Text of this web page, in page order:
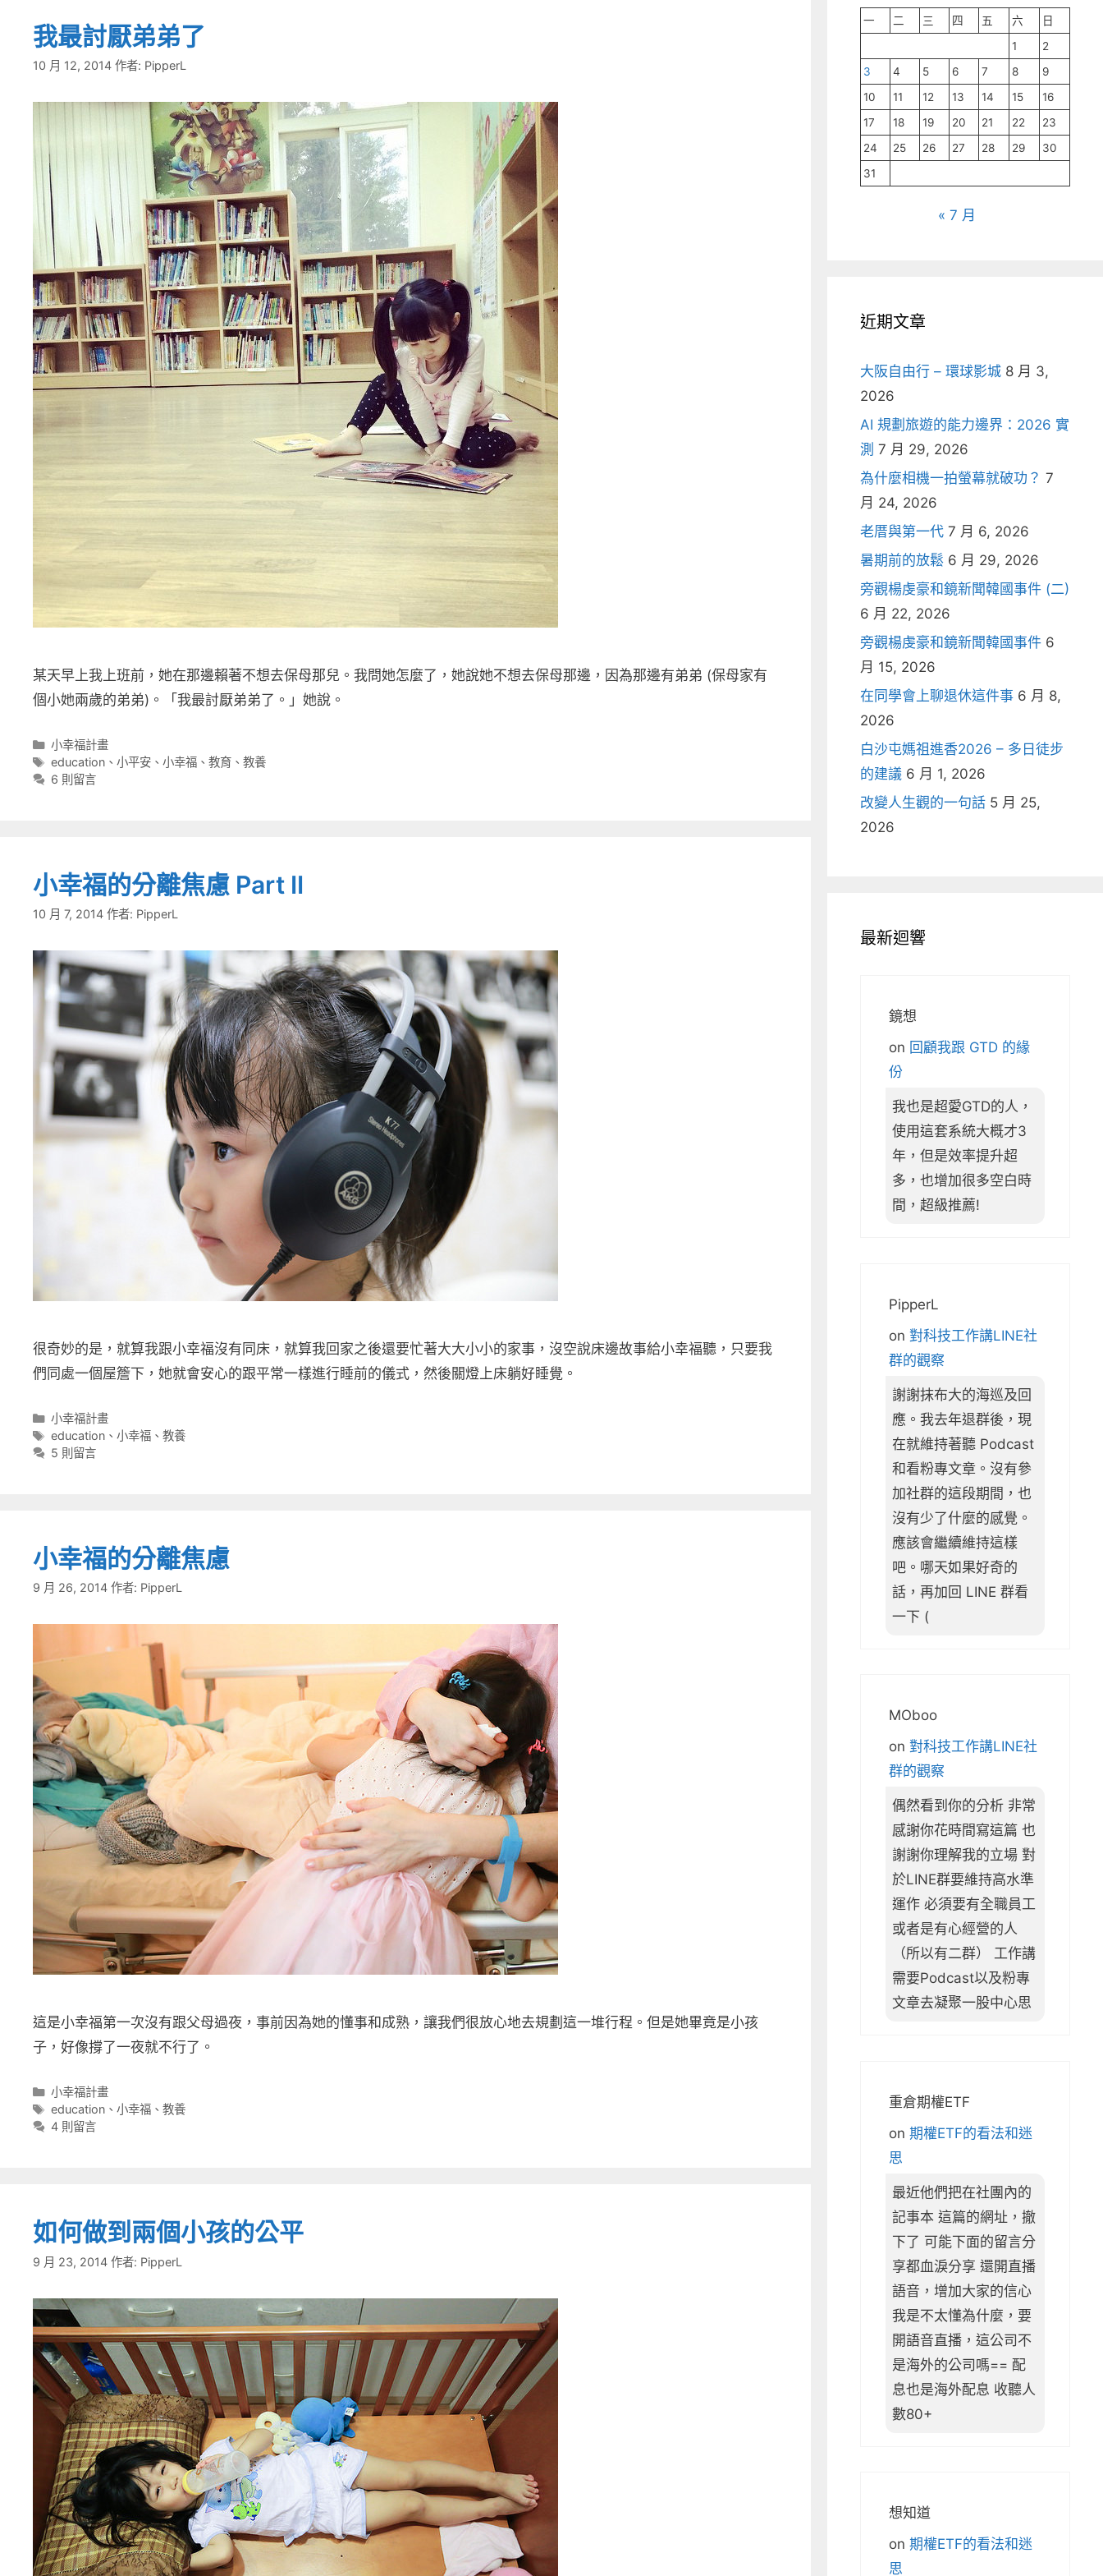
我最討厭弟弟了
10 月 12, 2014 作者: PipperL
某天早上我上班前，她在那邊賴著不想去保母那兒。我問她怎麼了，她說她不想去保母那邊，因為那邊有弟弟 (保母家有
個小她兩歲的弟弟)。「我最討厭弟弟了。」她說。
分
類
小幸福計畫
標
籤
education、 小平安、 小幸福、 教育、 教養
6 則留言
小幸福的分離焦慮 Part II
10 月 7, 2014 作者: PipperL
很奇妙的是，就算我跟小幸福沒有同床，就算我回家之後還要忙著大大小小的家事，沒空說床邊故事給小幸福聽，只要我
們同處一個屋簷下，她就會安心的跟平常一樣進行睡前的儀式，然後關燈上床躺好睡覺。
分
類
小幸福計畫
標
籤
education、 小幸福、 教養
5 則留言
小幸福的分離焦慮
9 月 26, 2014 作者: PipperL
這是小幸福第一次沒有跟父母過夜，事前因為她的懂事和成熟，讓我們很放心地去規劃這一堆行程。但是她畢竟是小孩
子，好像撐了一夜就不行了。
分
類
小幸福計畫
標
籤
education、 小幸福、 教養
4 則留言
如何做到兩個小孩的公平
9 月 23, 2014 作者: PipperL
一 二 三 四 五 六
日
1
2
3
4 5 6 7 8
9
10
11 12 13 14 15
16
17
18 19 20 21 22
23
24
25 26 27 28 29
30
31
« 7 月
近期文章
大阪自由行 – 環球影城 8 月 3,
2026
AI 規劃旅遊的能力邊界：2026 實
測 7 月 29, 2026
為什麼相機一拍螢幕就破功？ 7
月 24, 2026
老厝與第一代 7 月 6, 2026
暑期前的放鬆 6 月 29, 2026
旁觀楊虔豪和鏡新聞韓國事件 (二)
6 月 22, 2026
旁觀楊虔豪和鏡新聞韓國事件 6
月 15, 2026
在同學會上聊退休這件事 6 月 8,
2026
白沙屯媽祖進香2026 – 多日徒步
的建議 6 月 1, 2026
改變人生觀的一句話 5 月 25,
2026
最新迴響
鏡想
on 回顧我跟 GTD 的緣
份
我也是超愛GTD的人，
使用這套系統大概才3
年，但是效率提升超
多，也增加很多空白時
間，超級推薦!
PipperL
on 對科技工作講LINE社
群的觀察
謝謝抹布大的海巡及回
應。我去年退群後，現
在就維持著聽 Podcast
和看粉專文章。沒有參
加社群的這段期間，也
沒有少了什麼的感覺。
應該會繼續維持這樣
吧。哪天如果好奇的
話，再加回 LINE 群看
一下 (
MOboo
on 對科技工作講LINE社
群的觀察
偶然看到你的分析 非常
感謝你花時間寫這篇 也
謝謝你理解我的立場 對
於LINE群要維持高水準
運作 必須要有全職員工
或者是有心經營的人
（所以有二群） 工作講
需要Podcast以及粉專
文章去凝聚一股中心思
重倉期權ETF
on 期權ETF的看法和迷
思
最近他們把在社團內的
記事本 這篇的網址，撤
下了 可能下面的留言分
享都血淚分享 還開直播
語音，增加大家的信心
我是不太懂為什麼，要
開語音直播，這公司不
是海外的公司嗎== 配
息也是海外配息 收聽人
數80+
想知道
on 期權ETF的看法和迷
思